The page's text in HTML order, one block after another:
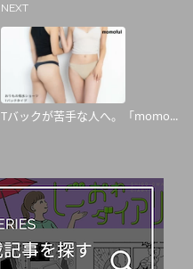
NEXT
Tバックが苦手な人へ。「momo...